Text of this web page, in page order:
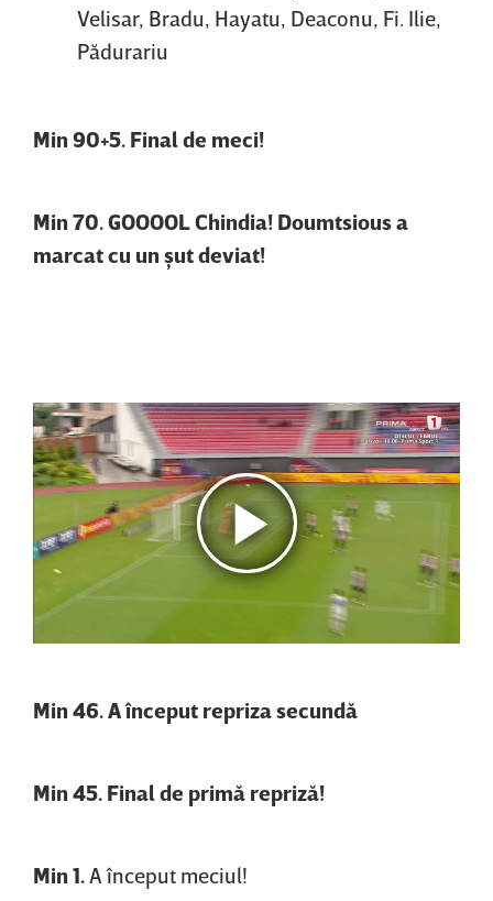
Velisar, Bradu, Hayatu, Deaconu, Fi. Ilie,
Pădurariu
Min 90+5. Final de meci!
Min 70. GOOOOL Chindia! Doumtsious a
marcat cu un şut deviat!
Min 46. A început repriza secundă
Min 45. Final de primă repriză!
Min 1. A început meciul!